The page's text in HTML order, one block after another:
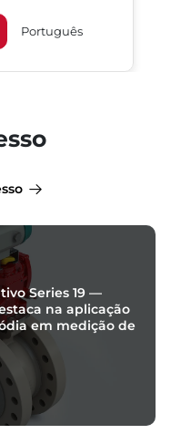
Português
Series 19 —
na aplicação
em medição de